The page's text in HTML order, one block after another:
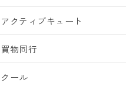
アクティブキュート
買物同行
クール